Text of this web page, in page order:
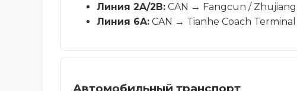
Линия 2A/2B: CAN → Fangcun /
Линия 6A: CAN → Tianhe Coach Terminal